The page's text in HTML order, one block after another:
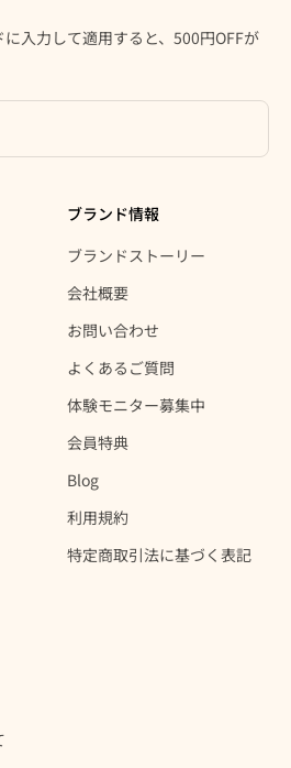
入力して適用すると、500円OFFが
ブランド情報
ブランドストーリー
会社概要
お問い合わせ
よくあるご質問
体験モニター募集中
会員特典
Blog
利用規約
特定商取引法に基づく表記